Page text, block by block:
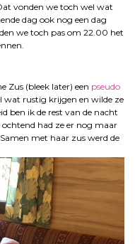
vonden we toch wel wat
dag ook nog een dag
we toch pas om 22.00 het
Zus (bleek later) een pseudo
wat rustig krijgen en wilde ze
ben ik de rest van de nacht
had ze er nog maar
met haar zus werd de